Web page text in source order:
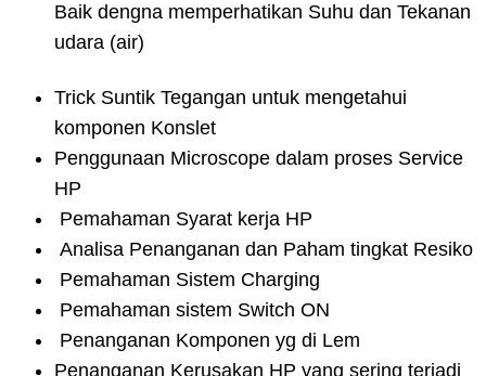
Baik dengna memperhatikan Suhu dan Tekanan
udara (air)
Trick Suntik Tegangan untuk mengetahui
komponen Konslet
Penggunaan Microscope dalam proses Service
HP
Pemahaman Syarat kerja HP
Analisa Penanganan dan Paham tingkat Resiko
Pemahaman Sistem Charging
Pemahaman sistem Switch ON
Penanganan Komponen yg di Lem
Penanganan Kerusakan HP yang sering terjadi